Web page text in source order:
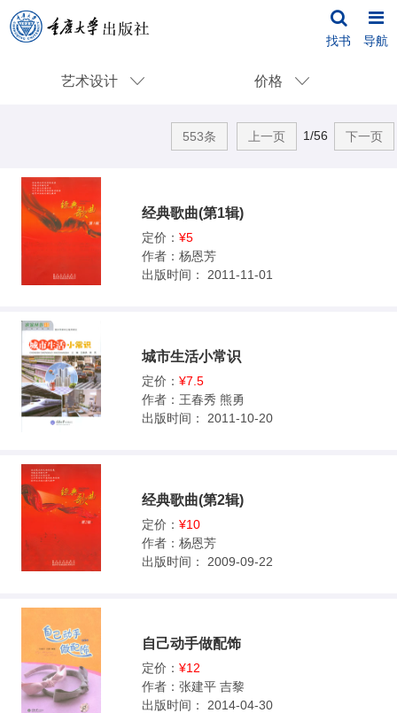
找书 导航
艺术设计 价格
553条 上一页 1/56 下一页
经典歌曲(第1辑)
定价： ¥5
作者： 杨恩芳
出版时间：
2011-11-01
城市生活小常识
定价： ¥7.5
作者： 王春秀 熊勇
出版时间：
2011-10-20
经典歌曲(第2辑)
定价： ¥10
作者： 杨恩芳
出版时间：
2009-09-22
自己动手做配饰
定价： ¥12
作者： 张建平 吉黎
出版时间：
2014-04-30